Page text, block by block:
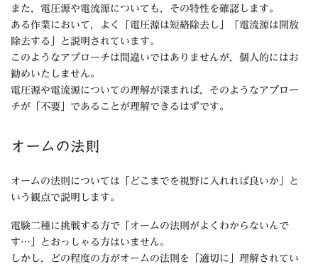
また，電圧源や電流源についても，その特性を確認します。
ある作業において，よく「電圧源は短絡除去し」「電流源は開放
除去する」と説明されています。
このようなアプローチは間違いではありませんが，個人的にはお
勧めいたしません。
電圧源や電流源についての理解が深まれば，そのようなアプロー
チが「不要」であることが理解できるはずです。
オームの法則
オームの法則については「どこまでを視野に入れれば良いか」と
いう観点で説明します。
電験二種に挑戦する方で「オームの法則がよくわからないんで
す…」とおっしゃる方はいません。
しかし，どの程度の方がオームの法則を「適切に」理解されてい